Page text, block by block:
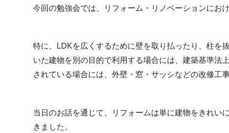
今回の勉強会では、リフォーム・リノベーションにお
特に、LDKを広くするために壁を取り払ったり、柱を
いた建物を別の目的で利用する場合には、建築基準法
されている場合には、外壁・窓・サッシなどの改修工
当日のお話を通じて、リフォームは単に建物をきれい
きました。